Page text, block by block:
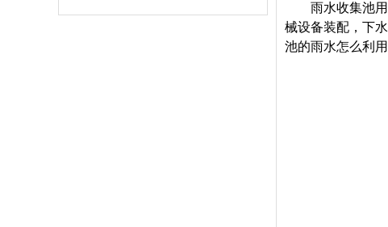
雨水收集池
械设备装配，下
池的雨水怎么利用